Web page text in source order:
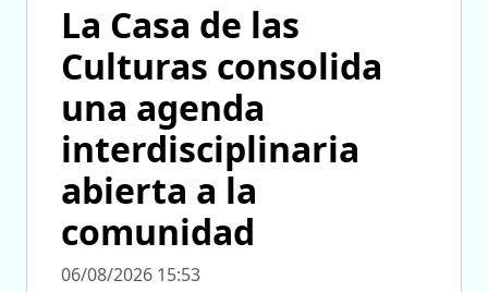
La Casa de las
Culturas consolida
una agenda
interdisciplinaria
abierta a la
comunidad
06/08/2026 15:53